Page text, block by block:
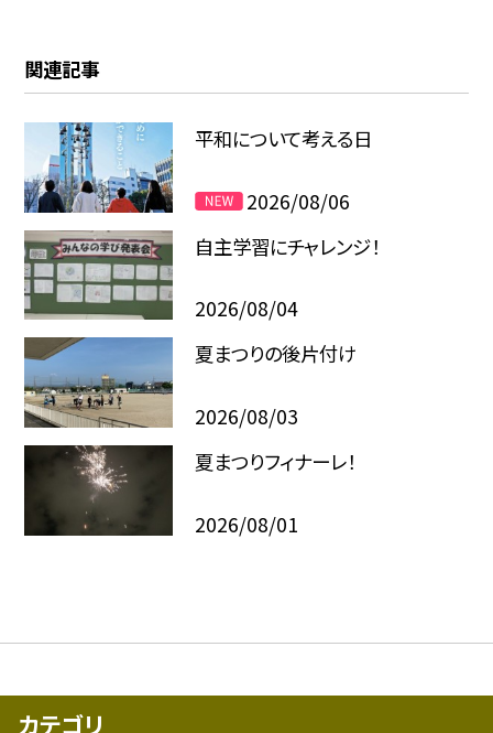
関連記事
平和について考える日
2026/08/06
自主学習にチャレンジ！
2026/08/04
夏まつりの後片付け
2026/08/03
夏まつりフィナーレ！
2026/08/01
カテゴリ